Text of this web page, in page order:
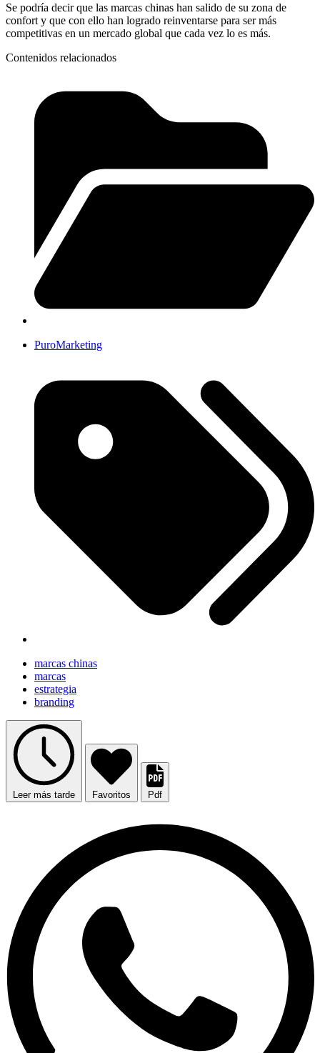
Se podría decir que las marcas chinas han salido de su zona de
confort y que con ello han logrado reinventarse para ser más
competitivas en un mercado global que cada vez lo es más.
Contenidos relacionados
PuroMarketing
marcas chinas
marcas
estrategia
branding
Leer más tarde Favoritos Pdf